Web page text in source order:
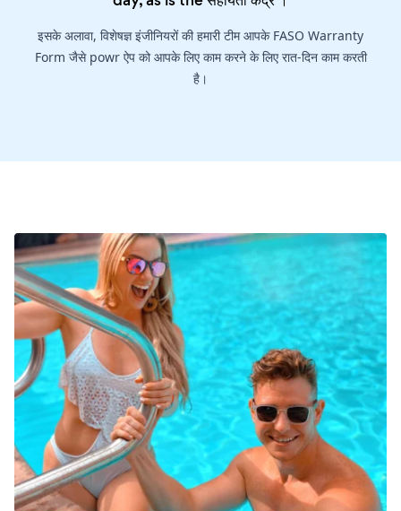
इसके अलावा, विशेषज्ञ इंजीनियरों की हमारी टीम आपके FASO Warranty
Form जैसे powr ऐप को आपके लिए काम करने के लिए रात-दिन काम करती
है।